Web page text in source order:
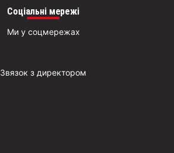
Соціальні мережі
Ми у соцмережах
Звязок з директором